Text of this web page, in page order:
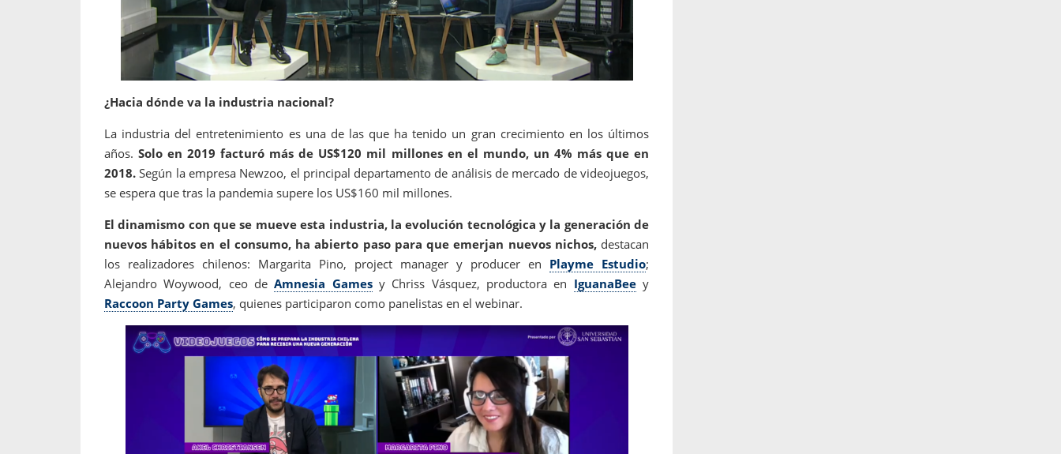
¿Hacia dónde va la industria nacional?
La industria del entretenimiento es una de las que ha tenido un gran crecimiento en los últimos
años.Solo en 2019 facturó más de US$120 mil millones en el mundo, un 4% más que en
2018. Según la empresa Newzoo, el principal departamento de análisis de mercado de videojuegos,
se espera que tras la pandemia supere los US$160 mil millones.
El dinamismo con que se mueve esta industria, la evolución tecnológica y la generación de
nuevos hábitos en el consumo, ha abierto paso para que emerjan nuevos nichos,destacan
los realizadores chilenos: Margarita Pino, project manager y producer en Playme Estudio;
Alejandro Woywood, ceo deAmnesia Gamesy Chriss Vásquez, productora en IguanaBeey
Raccoon Party Games, quienes participaron como panelistas en el webinar.